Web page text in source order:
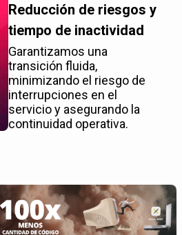
Reducción de riesgos y
tiempo de inactividad
Garantizamos una
transición fluida,
minimizando el riesgo de
interrupciones en el
servicio y asegurando la
continuidad operativa.